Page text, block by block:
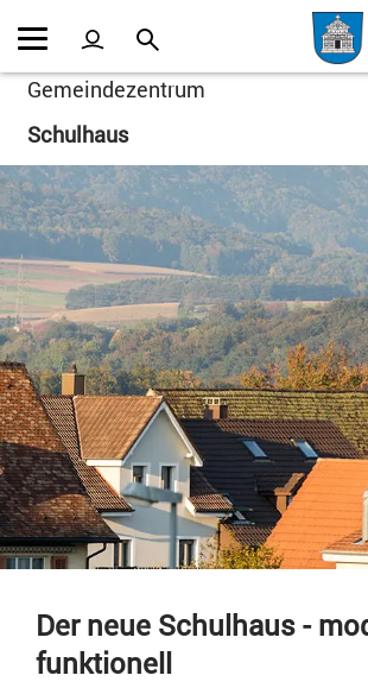
Kopfzeile
Inhalt
Gemeindezentrum
Schulhaus
Der neue Schulhaus -
funktionell